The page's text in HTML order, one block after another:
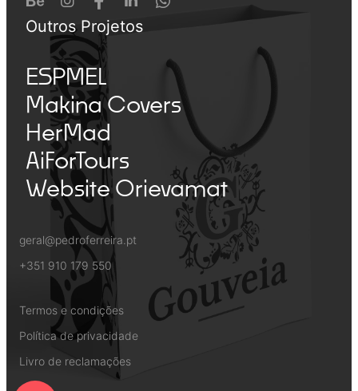
Outros Projetos
ESPMEL
Makina Covers
HerMad
AiForTours
Website Orievamat
geral@pedroferreira.pt
+351 910 179 550
Termos e condições
Política de privacidade
Livro de reclamações